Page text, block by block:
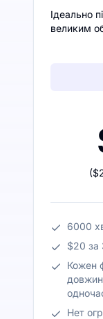
Ідеально
великим
(
6000
$20 за
Кожен
Нет